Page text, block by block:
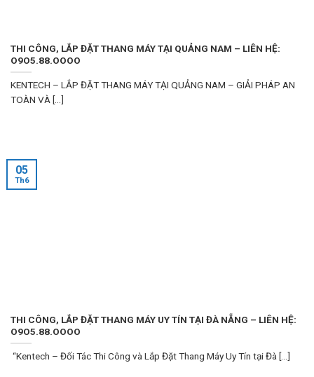
THI CÔNG, LẮP ĐẶT THANG MÁY TẠI QUẢNG NAM – LIÊN HỆ:
O9O5.88.OOOO
KENTECH – LẮP ĐẶT THANG MÁY TẠI QUẢNG NAM – GIẢI PHÁP AN
TOÀN VÀ [...]
THI CÔNG, LẮP ĐẶT THANG MÁY UY TÍN TẠI ĐÀ NẴNG – LIÊN HỆ:
O9O5.88.OOOO
“Kentech – Đối Tác Thi Công và Lắp Đặt Thang Máy Uy Tín tại Đà [...]
05
Th6